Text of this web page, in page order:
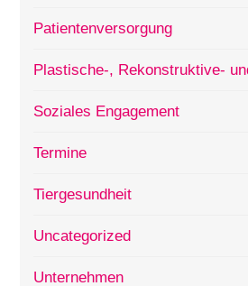
Patientenversorgung
Plastische-, Rekonstruktive-
Soziales Engagement
Termine
Tiergesundheit
Uncategorized
Unternehmen